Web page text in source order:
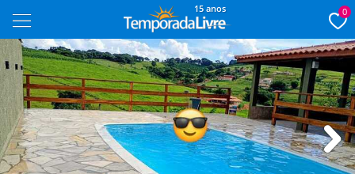
15 anos 0
Next